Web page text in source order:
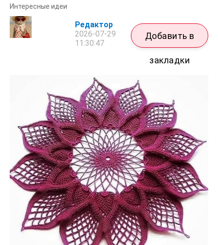
Интересные идеи
Редактор
2026-07-29
11:30:47
Добавить в
закладки